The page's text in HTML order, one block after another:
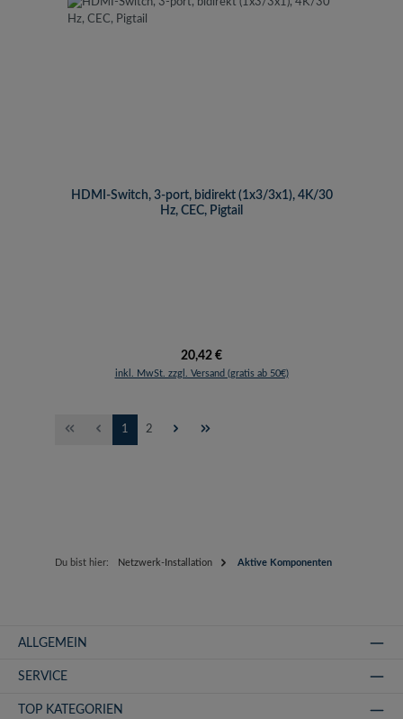
HDMI-Switch, 3-port, bidirekt (1x3/3x1), 4K/30
Hz, CEC, Pigtail
Regulärer Preis:
20,42 €
inkl. MwSt. zzgl. Versand (gratis ab 50€)
Seite
1 Seite
2
Du bist hier: Netzwerk-Installation Aktive Komponenten
ALLGEMEIN
SERVICE
TOP KATEGORIEN